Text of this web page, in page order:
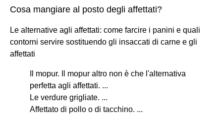
Cosa mangiare al posto degli affettati?
Le alternative agli affettati: come farcire i panini e quali
contorni servire sostituendo gli insaccati di carne e gli
affettati
Il mopur. Il mopur altro non è che l'alternativa
perfetta agli affettati. ...
Le verdure grigliate. ...
Affettato di pollo o di tacchino. ...